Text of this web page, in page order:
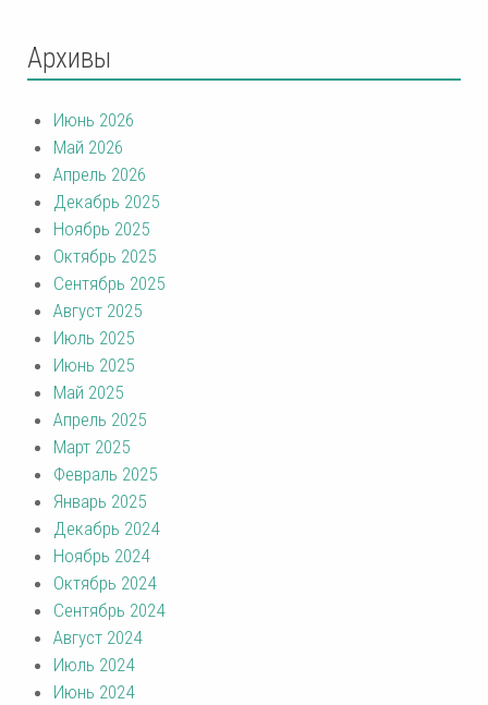
Архивы
Июнь 2026
Май 2026
Апрель 2026
Декабрь 2025
Ноябрь 2025
Октябрь 2025
Сентябрь 2025
Август 2025
Июль 2025
Июнь 2025
Май 2025
Апрель 2025
Март 2025
Февраль 2025
Январь 2025
Декабрь 2024
Ноябрь 2024
Октябрь 2024
Сентябрь 2024
Август 2024
Июль 2024
Июнь 2024